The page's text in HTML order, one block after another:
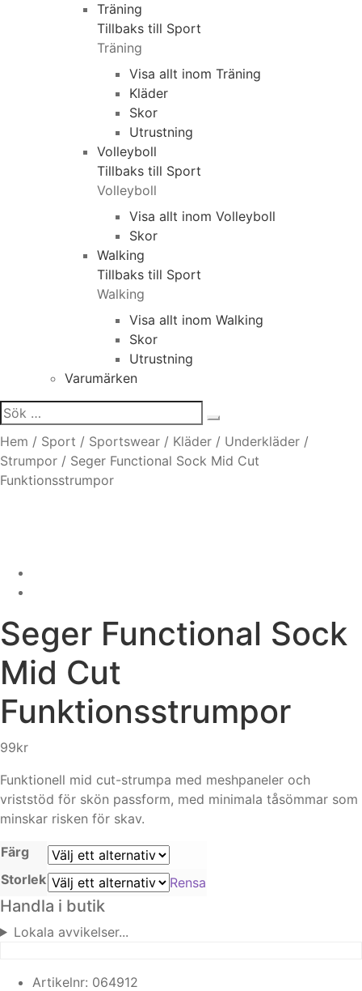
Träning
Tillbaks till Sport
Träning
Visa allt inom Träning
Kläder
Skor
Utrustning
Volleyboll
Tillbaks till Sport
Volleyboll
Visa allt inom Volleyboll
Skor
Walking
Tillbaks till Sport
Walking
Visa allt inom Walking
Skor
Utrustning
Varumärken
Sök
efter:
Hem / Sport / Sportswear / Kläder / Underkläder /
Strumpor / Seger Functional Sock Mid Cut
Funktionsstrumpor
Seger Functional Sock
Mid Cut
Funktionsstrumpor
99kr
Funktionell mid cut-strumpa med meshpaneler och
vriststöd för skön passform, med minimala tåsömmar som
minskar risken för skav.
Färg
Storlek
Rensa
Handla i butik
Lokala avvikelser...
Artikelnr: 064912